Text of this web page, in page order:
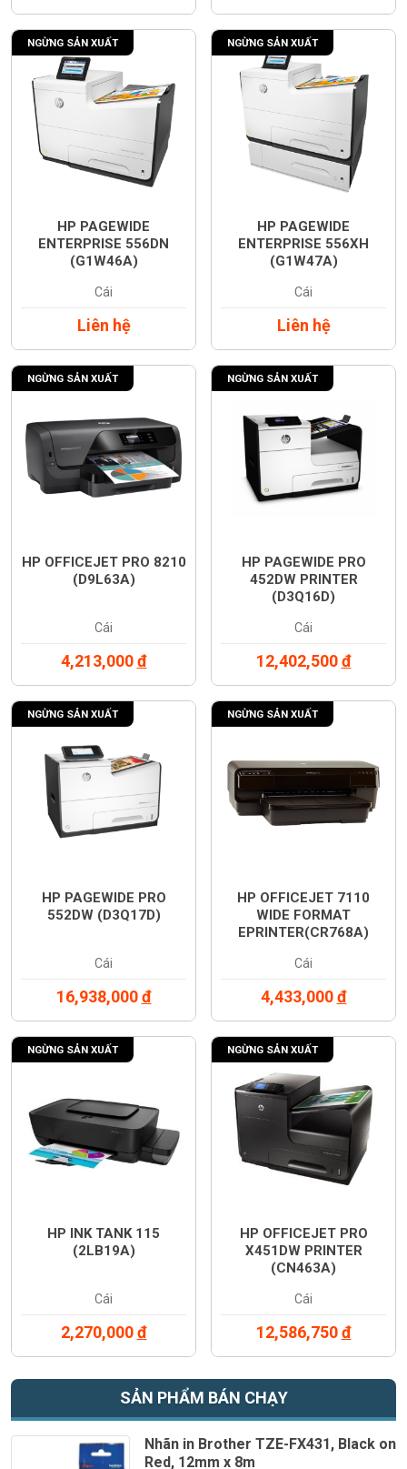
NGỪNG SẢN XUẤT
HP PAGEWIDE
ENTERPRISE 556DN
(G1W46A)
Cái
Liên hệ
NGỪNG SẢN XUẤT
HP PAGEWIDE
ENTERPRISE 556XH
(G1W47A)
Cái
Liên hệ
NGỪNG SẢN XUẤT
HP OFFICEJET PRO 8210
(D9L63A)
Cái
4,213,000đ
NGỪNG SẢN XUẤT
HP PAGEWIDE PRO
452DW PRINTER
(D3Q16D)
Cái
12,402,500đ
NGỪNG SẢN XUẤT
HP PAGEWIDE PRO
552DW (D3Q17D)
Cái
16,938,000đ
NGỪNG SẢN XUẤT
HP OFFICEJET 7110
WIDE FORMAT
EPRINTER(CR768A)
Cái
4,433,000đ
NGỪNG SẢN XUẤT
HP INK TANK 115
(2LB19A)
Cái
2,270,000đ
NGỪNG SẢN XUẤT
HP OFFICEJET PRO
X451DW PRINTER
(CN463A)
Cái
12,586,750đ
SẢN PHẨM BÁN CHẠY
Nhãn in Brother TZE-FX431, Black on
Red, 12mm x 8m